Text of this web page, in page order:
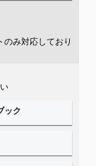
み対応しており
ック